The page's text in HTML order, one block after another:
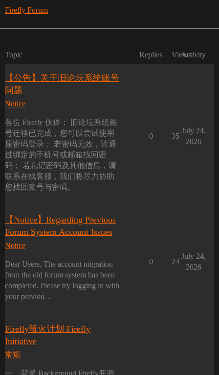
Firefly Forum
Topic Replies ViewsActivity
【公告】关于旧论坛系统账号
问题
Notice
各位 Firefly 伙伴： 旧论坛系统账
号迁移已完成，您可以尝试使用
原密码登录； 若密码无效，请通
过绑定的手机号或邮箱找回密
码； 若忘记密码及其他信息，请
联系在线客服，我们将尽力协助
您找回账号与密码。
0 35
July 24,
2026
【Notice】Regarding Previous
Forum System Account Issues
Notice
Dear Users, The account migration
from the old forum system has been
completed. Please try logging in with
your previou…
0 24
July 24,
2026
Firefly萤火计划 Firefly
Initiative
常规
一、背景 Background Firefly开源